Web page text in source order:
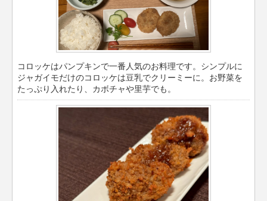
コロッケはパンプキンで一番人気のお料理です。シンプルに
ジャガイモだけのコロッケは豆乳でクリーミーに。お野菜を
たっぷり入れたり、カボチャや里芋でも。